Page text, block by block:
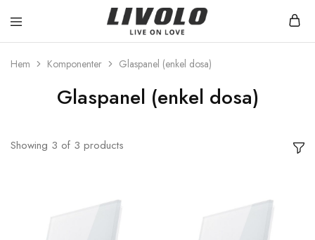
Livolo
Stilren
med
till
ett
smart
Hem Komponenter Glaspanel (enkel dosa)
Glaspanel (enkel dosa)
Showing 3 of 3 products